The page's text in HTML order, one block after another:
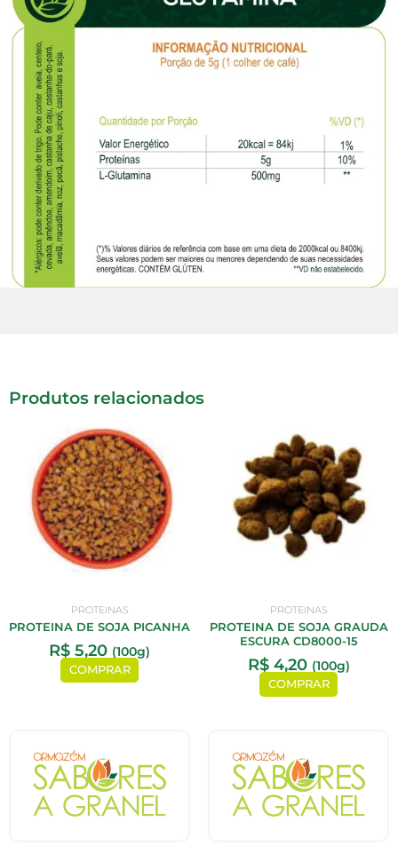
Produtos relacionados
PROTEINAS
PROTEINA DE SOJA PICANHA
R$ 5,20 (100g)
COMPRAR
PROTEINAS
PROTEINA DE SOJA GRAUDA
ESCURA CD8000-15
R$4,20 (100g)
COMPRAR